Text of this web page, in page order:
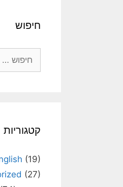
חיפוש
קטגוריות
(19)
(27)